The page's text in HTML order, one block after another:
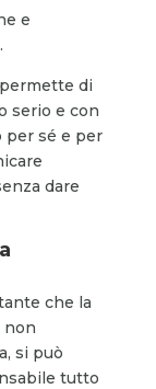
e
di
serio e con
per sé e per
dare
che la
non
si può
tutto